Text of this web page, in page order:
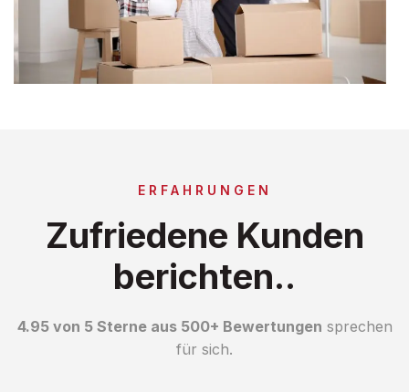
ERFAHRUNGEN
Zufriedene Kunden
berichten..
4.95 von 5 Sterne aus 500+ Bewertungen sprechen
für sich.